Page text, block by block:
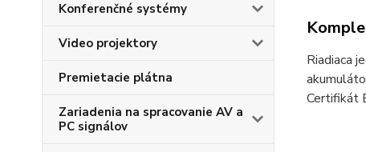
Konferenčné systémy
Video projektory
Premietacie plátna
Zariadenia na spracovanie AV a
PC signálov
Riadiaca
Certifikát